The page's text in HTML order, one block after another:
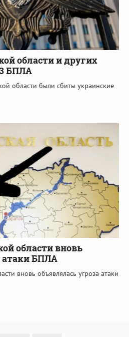
области и других
БПЛА
области были сбиты украинские
области вновь
атаки БПЛА
вновь объявлялась угроза атаки